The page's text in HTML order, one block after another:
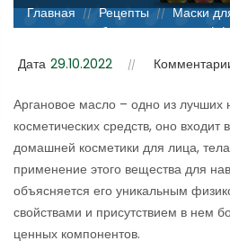
Главная // Рецепты // Маски
маслом: подборка простых и
Дата 29.10.2022
Аргановое масло – одно из лучших
косметических средств, оно входит
домашней косметики для лица,
применение этого вещества для
объясняется его уникальным
свойствами и присутствием в нем
ценных компонентов.